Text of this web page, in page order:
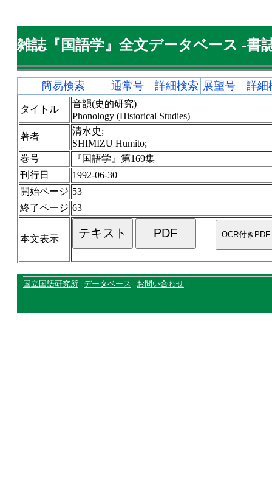
雑誌『国語学』全文データベース -書
簡易検索 通常号 詳細検索 展望号 詳細
タイトル
音韻(史的研究)
Phonology (Historical Studies)
著者
清水史;
SHIMIZU Humito;
巻号
『国語学』第169集
刊行日
1992-06-30
開始ページ 53
終了ページ 63
本文表示
国立国語研究所 | データベース | お問い合わせ